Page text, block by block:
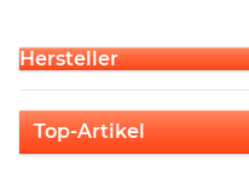
Hersteller
Top-Artikel